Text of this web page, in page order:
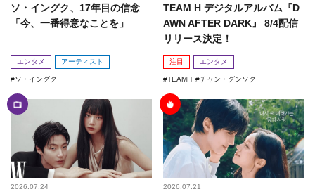
ソ・イングク、17年目の信念
「今、一番得意なことを」
エンタメ アーティスト
ソ・イングク
TEAM H デジタルアルバム『D
AWN AFTER DARK』 8/4配信
リリース決定！
注目 エンタメ
TEAMH チャン・グンソク
2026.07.24 2026.07.21